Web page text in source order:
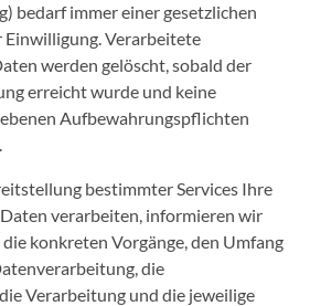
bedarf immer einer gesetzlichen
Verarbeitete
werden gelöscht, sobald der
erreicht wurde und keine
Aufbewahrungspflichten
bestimmter Services Ihre
verarbeiten, informieren wir
konkreten Vorgänge, den Umfang
die
Verarbeitung und die jeweilige